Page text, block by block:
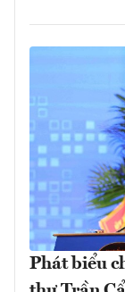
Phát biểu